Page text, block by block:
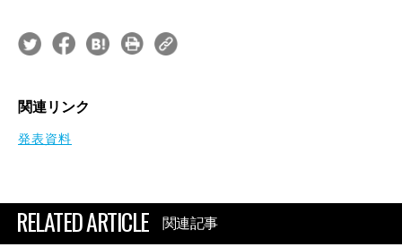
関連リンク
発表資料
RELATED ARTICLE 関連記事